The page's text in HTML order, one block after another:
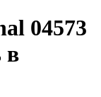
04573
в